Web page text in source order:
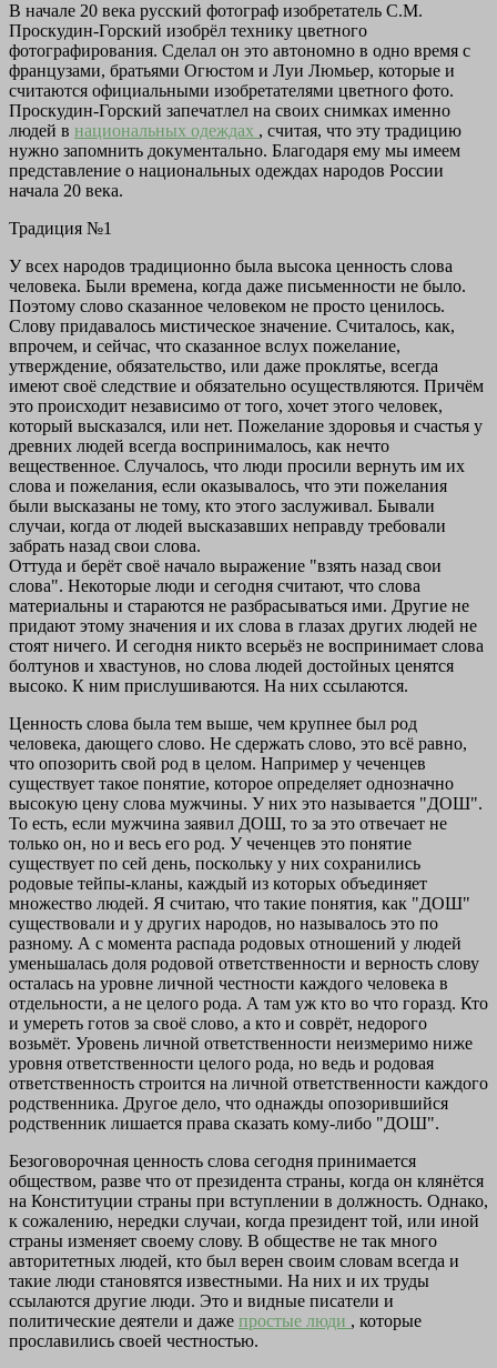
В начале 20 века русский фотограф изобретатель С.М.
Проскудин-Горский изобрёл технику цветного
фотографирования. Сделал он это автономно в одно время с
французами, братьями Огюстом и Луи Люмьер, которые и
считаются официальными изобретателями цветного фото.
Проскудин-Горский запечатлел на своих снимках именно
людей в национальных одеждах , считая, что эту традицию
нужно запомнить документально. Благодаря ему мы имеем
представление о национальных одеждах народов России
начала 20 века.
Традиция №1
У всех народов традиционно была высока ценность слова
человека. Были времена, когда даже письменности не было.
Поэтому слово сказанное человеком не просто ценилось.
Слову придавалось мистическое значение. Считалось, как,
впрочем, и сейчас, что сказанное вслух пожелание,
утверждение, обязательство, или даже проклятье, всегда
имеют своё следствие и обязательно осуществляются. Причём
это происходит независимо от того, хочет этого человек,
который высказался, или нет. Пожелание здоровья и счастья у
древних людей всегда воспринималось, как нечто
вещественное. Случалось, что люди просили вернуть им их
слова и пожелания, если оказывалось, что эти пожелания
были высказаны не тому, кто этого заслуживал. Бывали
случаи, когда от людей высказавших неправду требовали
забрать назад свои слова.
Оттуда и берёт своё начало выражение "взять назад свои
слова". Некоторые люди и сегодня считают, что слова
материальны и стараются не разбрасываться ими. Другие не
придают этому значения и их слова в глазах других людей не
стоят ничего. И сегодня никто всерьёз не воспринимает слова
болтунов и хвастунов, но слова людей достойных ценятся
высоко. К ним прислушиваются. На них ссылаются.
Ценность слова была тем выше, чем крупнее был род
человека, дающего слово. Не сдержать слово, это всё равно,
что опозорить свой род в целом. Например у чеченцев
существует такое понятие, которое определяет однозначно
высокую цену слова мужчины. У них это называется "ДОШ".
То есть, если мужчина заявил ДОШ, то за это отвечает не
только он, но и весь его род. У чеченцев это понятие
существует по сей день, поскольку у них сохранились
родовые тейпы-кланы, каждый из которых объединяет
множество людей. Я считаю, что такие понятия, как "ДОШ"
существовали и у других народов, но называлось это по
разному. А с момента распада родовых отношений у людей
уменьшалась доля родовой ответственности и верность слову
осталась на уровне личной честности каждого человека в
отдельности, а не целого рода. А там уж кто во что горазд. Кто
и умереть готов за своё слово, а кто и соврёт, недорого
возьмёт. Уровень личной ответственности неизмеримо ниже
уровня ответственности целого рода, но ведь и родовая
ответственность строится на личной ответственности каждого
родственника. Другое дело, что однажды опозорившийся
родственник лишается права сказать кому-либо "ДОШ".
Безоговорочная ценность слова сегодня принимается
обществом, разве что от президента страны, когда он клянётся
на Конституции страны при вступлении в должность. Однако,
к сожалению, нередки случаи, когда президент той, или иной
страны изменяет своему слову. В обществе не так много
авторитетных людей, кто был верен своим словам всегда и
такие люди становятся известными. На них и их труды
ссылаются другие люди. Это и видные писатели и
политические деятели и даже простые люди , которые
прославились своей честностью.